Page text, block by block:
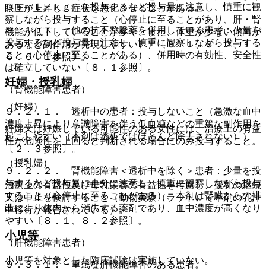
０５ｍＬ／ｋｇ）を投与するなど投与量に注意し、慎重に観
察しながら投与すること（心停止に至ることがあり、肝・腎
機能が低下していることが多く、また、体重が少ない傾向が
あるなど副作用が発現しやすい））〔８．１、８．２、１
６．６．１参照〕。
妊婦・授乳婦
（妊婦）
妊婦又は妊娠している可能性のある女性には、治療上の有益
性が危険性を上回ると判断される場合にのみ投与すること。
（授乳婦）
治療上の有益性及び母乳栄養の有益性を考慮し、授乳の継続
又は中止を検討すること（動物実験（ラット）で本剤の乳汁
中移行が報告されている）。
小児等
小児等を対象とした臨床試験は実施していない。
眼圧が上昇し、症状を悪化させることがある。
９．１．７． 他の抗不整脈薬を併用している患者：少量を
投与するなど投与量に注意し、慎重に観察しながら投与する
こと（心停止に至ることがある）、併用時の有効性、安全性
は確立していない〔８．１参照〕。
（腎機能障害患者）
９．２．１． 透析中の患者：投与しないこと（急激な血中
濃度上昇により意識障害を伴う低血糖などの重篤な副作用を
起こしやすい（本剤は透析ではほとんど除去されない））
〔２．３参照〕。
９．２．２． 腎機能障害＜透析中を除く＞患者：少量を投
与するなど投与量に十分に注意し、慎重に観察しながら投与
すること（心停止に至ることがある）、本剤は腎臓からの排
泄により体内から消失する薬剤であり、血中濃度が高くなり
やすい〔８．１、８．２参照〕。
（肝機能障害患者）
９．３．１． 重篤な肝機能障害のある患者。